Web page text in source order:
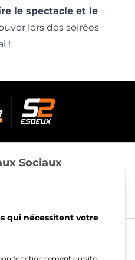
qui nécessitent votre
le spectacle et le
lors des soirées
!
Sociaux